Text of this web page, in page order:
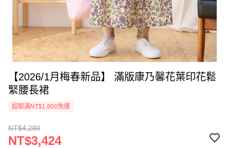
【2026/1月梅春新品】 滿版康乃馨花葉印花鬆
緊腰長裙
超取滿NT$1,800免運
NT$4,280
NT$3,424